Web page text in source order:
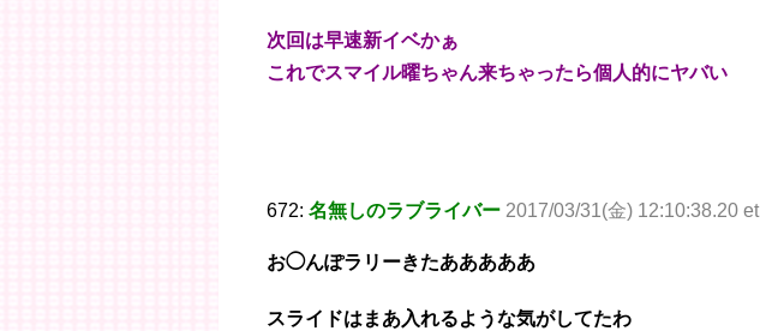
次回は早速新イベかぁ
これでスマイル曜ちゃん来ちゃったら個人的にヤバい
672: 名無しのラブライバー 2017/03/31(金) 12:10:38.20 et
お◯んぽラリーきたあああああ
スライドはまあ入れるような気がしてたわ